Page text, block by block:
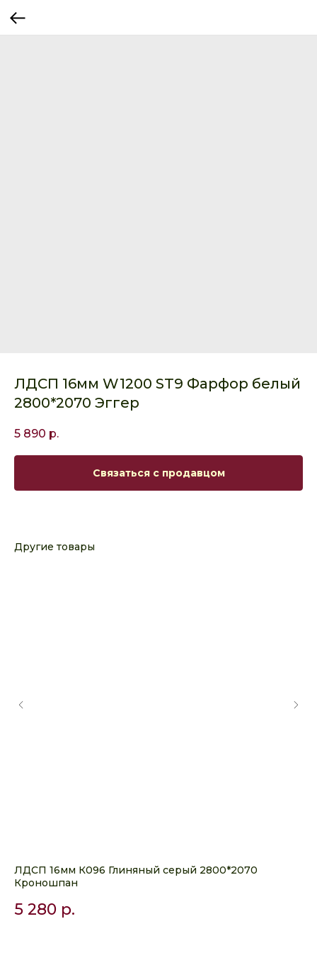
ЛДСП 16мм W1200 ST9 Фарфор белый
2800*2070 Эггер
5 890 р.
Связаться с продавцом
Другие товары
ЛДСП 16мм К096 Глиняный серый 2800*2070
Кроношпан
5 280 р.